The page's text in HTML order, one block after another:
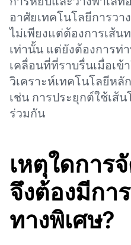
อาศัยเทคโนโลยีการวา
ไม่เพียงแต่ต้องการเส้
เท่านั้น แต่ยังต้องการท่
เคลื่อนที่ที่ราบรื่นเมื่อเข้
วิเคราะห์เทคโนโลยีหลั
เช่น การประยุกต์ใช้เส้น
ร่วมกัน
เหตุใดการ
จึงต้องมีกา
ทางพิเศษ?